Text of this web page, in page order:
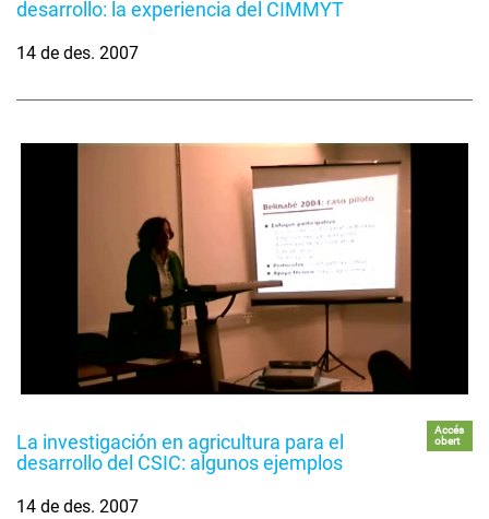
desarrollo: la experiencia del CIMMYT
14 de des. 2007
La investigación en agricultura para el
desarrollo del CSIC: algunos ejemplos
Accés
obert
14 de des. 2007